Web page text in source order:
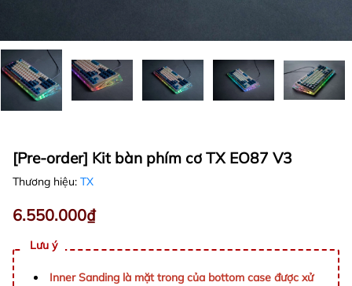
[Pre-order] Kit bàn phím cơ TX EO87 V3
Thương hiệu: TX
6.550.000₫
Lưu ý
Inner Sanding là mặt trong của bottom case được xử